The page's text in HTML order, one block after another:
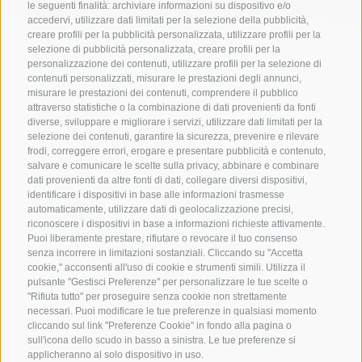
le seguenti finalità: archiviare informazioni su dispositivo e/o
accedervi, utilizzare dati limitati per la selezione della pubblicità,
creare profili per la pubblicità personalizzata, utilizzare profili per la
selezione di pubblicità personalizzata, creare profili per la
personalizzazione dei contenuti, utilizzare profili per la selezione di
contenuti personalizzati, misurare le prestazioni degli annunci,
misurare le prestazioni dei contenuti, comprendere il pubblico
attraverso statistiche o la combinazione di dati provenienti da fonti
diverse, sviluppare e migliorare i servizi, utilizzare dati limitati per la
selezione dei contenuti, garantire la sicurezza, prevenire e rilevare
frodi, correggere errori, erogare e presentare pubblicità e contenuto,
salvare e comunicare le scelte sulla privacy, abbinare e combinare
dati provenienti da altre fonti di dati, collegare diversi dispositivi,
identificare i dispositivi in base alle informazioni trasmesse
automaticamente, utilizzare dati di geolocalizzazione precisi,
riconoscere i dispositivi in base a informazioni richieste attivamente.
Puoi liberamente prestare, rifiutare o revocare il tuo consenso
senza incorrere in limitazioni sostanziali. Cliccando su "Accetta
cookie," acconsenti all'uso di cookie e strumenti simili. Utilizza il
pulsante "Gestisci Preferenze" per personalizzare le tue scelte o
"Rifiuta tutto" per proseguire senza cookie non strettamente
necessari. Puoi modificare le tue preferenze in qualsiasi momento
cliccando sul link "Preferenze Cookie" in fondo alla pagina o
sull'icona dello scudo in basso a sinistra. Le tue preferenze si
applicheranno al solo dispositivo in uso.
CONTATTACI
+39 0472 765 521
info@montecavallo.com